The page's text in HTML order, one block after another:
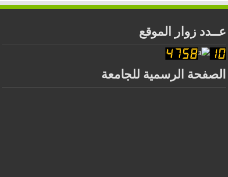
عــدد زوار الموقع
الصفحة الرسمية للجامعة